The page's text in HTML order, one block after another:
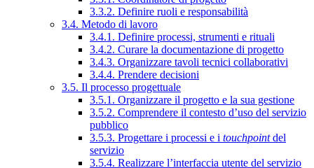
3.3.2. Definire ruoli e responsabilità
3.4. Metodo di lavoro
3.4.1. Definire processi, strumenti e rituali
3.4.2. Curare la documentazione di progetto
3.4.3. Organizzare tavoli tecnici collaborativi
3.4.4. Prendere decisioni
3.5. Il processo progettuale
3.5.1. Organizzare il progetto e la sua gestione
3.5.2. Comprendere il contesto d’uso del servizio
pubblico
3.5.3. Progettare i processi e i touchpointdel
servizio
3.5.4. Realizzare l’interfaccia utente del servizio